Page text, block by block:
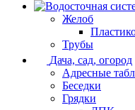
Желоб
Трубы
Дача, сад, огород
Адресные
Беседки
Грядки